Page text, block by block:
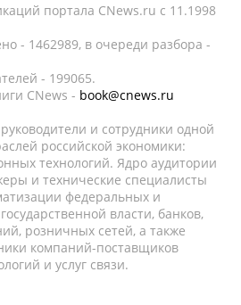
портала CNews.ru c 11.1998
- 1462989, в очереди разбора -
- 199065.
CNews - book@cnews.ru
и сотрудники одной
российской экономики:
технологий. Ядро аудитории
и технические специалисты
федеральных и
власти, банков,
розничных сетей, а также
компаний-поставщиков
и услуг связи.